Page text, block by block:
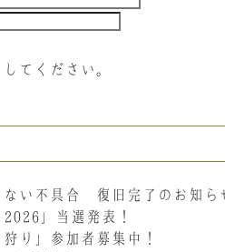
てください。
ない不具合 復旧完了のお知ら
」当選発表！
り」参加者募集中！